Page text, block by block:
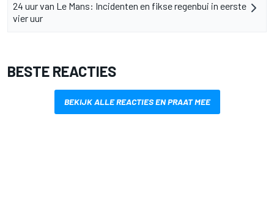
24 uur van Le Mans: Incidenten en fikse regenbui in eerste
vier uur
BESTE REACTIES
BEKIJK ALLE REACTIES EN PRAAT MEE